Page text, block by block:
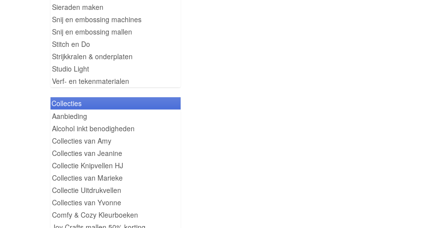
Sieraden maken
Snij en embossing machines
Snij en embossing mallen
Stitch en Do
Strijkkralen & onderplaten
Studio Light
Verf- en tekenmaterialen
Collecties
Aanbieding
Alcohol inkt benodigheden
Collecties van Amy
Collecties van Jeanine
Collectie Knipvellen HJ
Collecties van Marieke
Collectie Uitdrukvellen
Collecties van Yvonne
Comfy & Cozy Kleurboeken